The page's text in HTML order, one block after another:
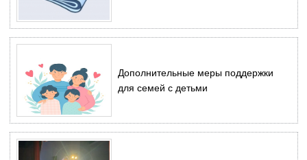
Дополнительные меры поддержки
для семей с детьми